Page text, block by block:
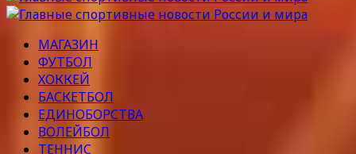
МАГАЗИН
ФУТБОЛ
ХОККЕЙ
БАСКЕТБОЛ
ЕДИНОБОРСТВА
ВОЛЕЙБОЛ
ТЕННИС